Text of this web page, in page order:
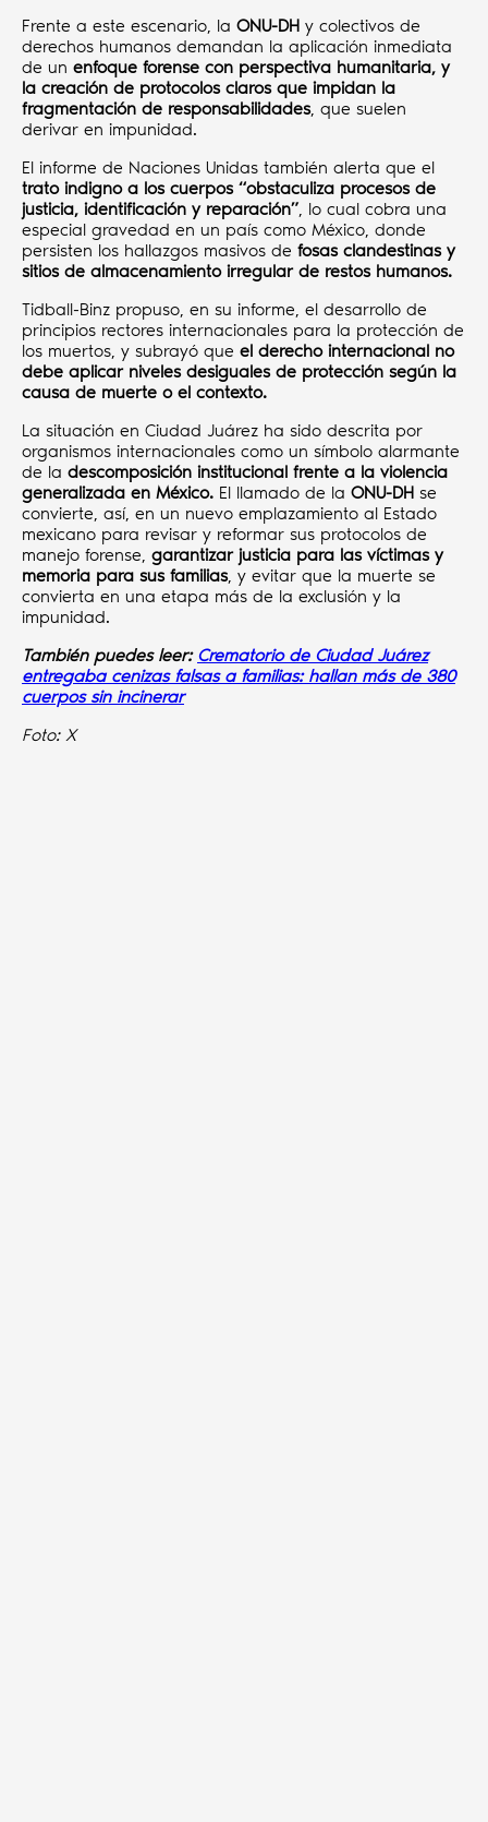
Frente a este escenario, la ONU-DH y colectivos de
derechos humanos demandan la aplicación inmediata
de un enfoque forense con perspectiva humanitaria, y
la creación de protocolos claros que impidan la
fragmentación de responsabilidades, que suelen
derivar en impunidad.
El informe de Naciones Unidas también alerta que el
trato indigno a los cuerpos “obstaculiza procesos de
justicia, identificación y reparación”, lo cual cobra una
especial gravedad en un país como México, donde
persisten los hallazgos masivos de fosas clandestinas y
sitios de almacenamiento irregular de restos humanos.
Tidball-Binz propuso, en su informe, el desarrollo de
principios rectores internacionales para la protección de
los muertos, y subrayó que el derecho internacional no
debe aplicar niveles desiguales de protección según la
causa de muerte o el contexto.
La situación en Ciudad Juárez ha sido descrita por
organismos internacionales como un símbolo alarmante
de la descomposición institucional frente a la violencia
generalizada en México. El llamado de la ONU-DH se
convierte, así, en un nuevo emplazamiento al Estado
mexicano para revisar y reformar sus protocolos de
manejo forense, garantizar justicia para las víctimas y
memoria para sus familias, y evitar que la muerte se
convierta en una etapa más de la exclusión y la
impunidad.
También puedes leer: Crematorio de Ciudad Juárez
entregaba cenizas falsas a familias: hallan más de 380
cuerpos sin incinerar
Foto: X